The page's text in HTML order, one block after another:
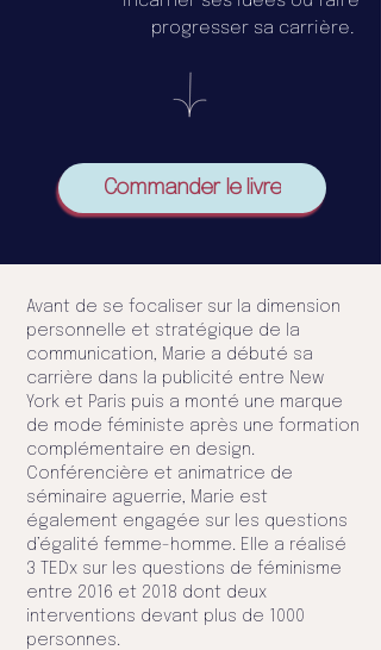
progresser sa carrière.
Commander le livre
Avant de se focaliser sur la dimension
personnelle et stratégique de la
communication, Marie a débuté sa
carrière dans la publicité entre New
York et Paris puis a monté une marque
de mode féministe après une formation
complémentaire en design.
Conférencière et animatrice de
séminaire aguerrie, Marie est
également engagée sur les questions
d’égalité femme-homme. Elle a réalisé
3 TEDx sur les questions de féminisme
entre 2016 et 2018 dont deux
interventions devant plus de 1000
personnes.